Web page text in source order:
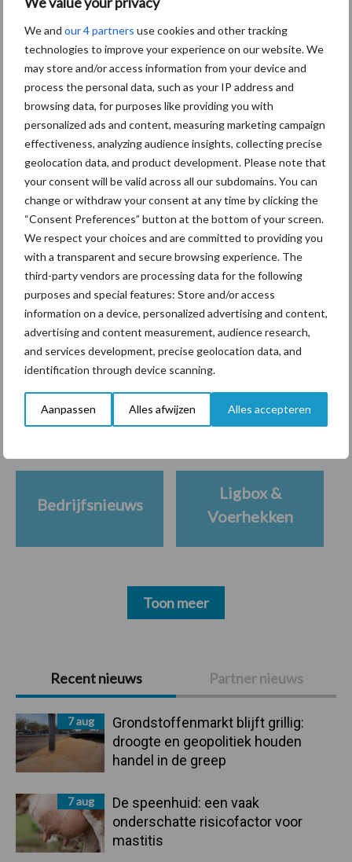
We and our 4 partners use cookies and other tracking
technologies to improve your experience on our website. We
may store and/or access information from your device and
process the personal data, such as your IP address and
browsing data, for purposes like providing you with
personalized ads and content, measuring marketing campaign
effectiveness, analyzing audience insights, collecting precise
geolocation data, and product development. Please note that
your consent will be valid across all our subdomains. You can
change or withdraw your consent at any time by clicking the
“Consent Preferences” button at the bottom of your screen.
We respect your choices and are committed to providing you
with a transparent and secure browsing experience. The
third-party vendors are processing data for the following
purposes and special features: Store and/or access
information on a device, personalized advertising and content,
advertising and content measurement, audience research,
and services development, precise geolocation data, and
identification through device scanning.
Aanpassen Alles afwijzen Alles accepteren
Primaire
Sidebar
Recent nieuws Partner nieuws
7 aug
Grondstoffenmarkt blijft grillig:
droogte en geopolitiek houden
handel in de greep
7 aug
De speenhuid: een vaak
onderschatte risicofactor voor
mastitis
Grondstoffenmarkt blijft
grillig: droogte en
geopolitiek houden handel
in de greep
De speenhuid: een vaak
onderschatte risicofactor
voor mastitis
ForFarmers ziet volume en
marktaandeel groeien in
krimpende Nederlandse
markt
Themapagina's
Diergezondheid Bemesting Fokkerij
Bedrijfsnieuws
Ligbox &
Voerhekken
Toon meer